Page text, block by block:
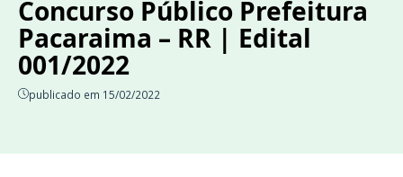
Concurso Público Prefeitura
Pacaraima – RR | Edital
001/2022
publicado em 15/02/2022